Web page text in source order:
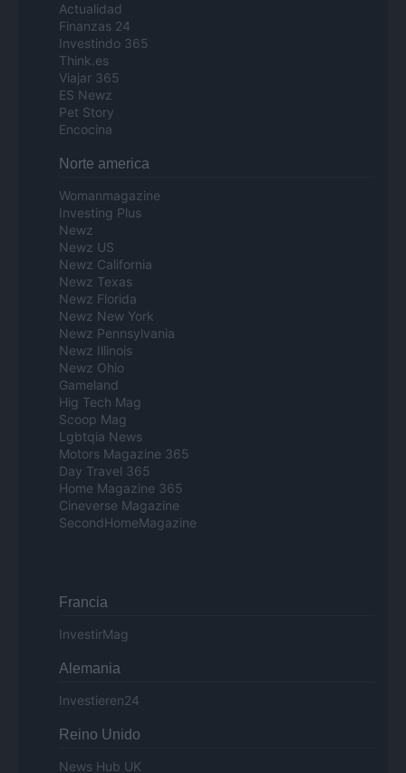
Actualidad
Finanzas 24
Investindo 365
Think.es
Viajar 365
ES Newz
Pet Story
Encocina
Norte america
Womanmagazine
Investing Plus
Newz
Newz US
Newz California
Newz Texas
Newz Florida
Newz New York
Newz Pennsylvania
Newz Illinois
Newz Ohio
Gameland
Hig Tech Mag
Scoop Mag
Lgbtqia News
Motors Magazine 365
Day Travel 365
Home Magazine 365
Cineverse Magazine
SecondHomeMagazine
Francia
InvestirMag
Alemania
Investieren24
Reino Unido
News Hub UK